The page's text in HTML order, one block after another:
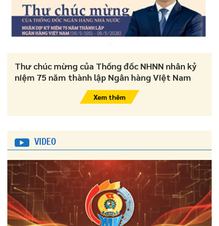
Thư chúc mừng của Thống đốc NHNN nhân kỷ
niệm 75 năm thành lập Ngân hàng Việt Nam
Xem thêm
VIDEO